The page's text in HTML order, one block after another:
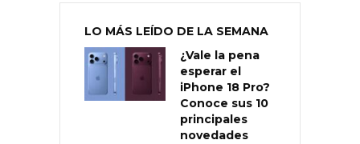
LO MÁS LEÍDO DE LA SEMANA
¿Vale la pena
esperar el
iPhone 18 Pro?
Conoce sus 10
principales
novedades